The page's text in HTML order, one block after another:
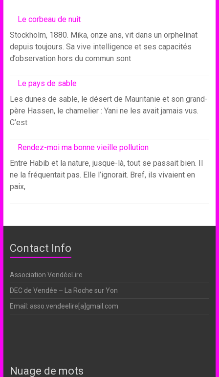
Le corbeau de nuit
Stockholm, 1880. Mika, onze ans, vit dans un orphelinat
depuis toujours. Sa vive intelligence et ses capacités
d’observation hors du commun sont
Le pays de sable
Les dunes de sable, le désert de Mauritanie et son grand-
père Hassen, le chamelier : Yani ne les avait jamais vus.
C’est
Rendez-moi ma bonne vieille pollution
Entre Habib et la nature, jusque-là, tout se passait bien. Il
ne la fréquentait pas. Elle l’ignorait. Bref, ils vivaient en
paix,
Contact Info
Association VendéeLire
DEC de Vendée – La Roche sur Yon
Email: asso.vendeelire[a]gmail.com
Nuage de mots